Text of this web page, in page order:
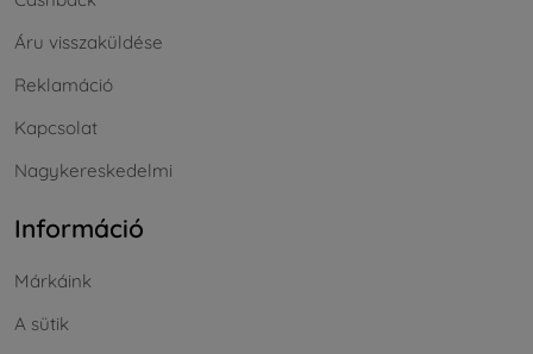
Áru visszaküldése
Reklamáció
Kapcsolat
Nagykereskedelmi
Információ
Márkáink
A sütik